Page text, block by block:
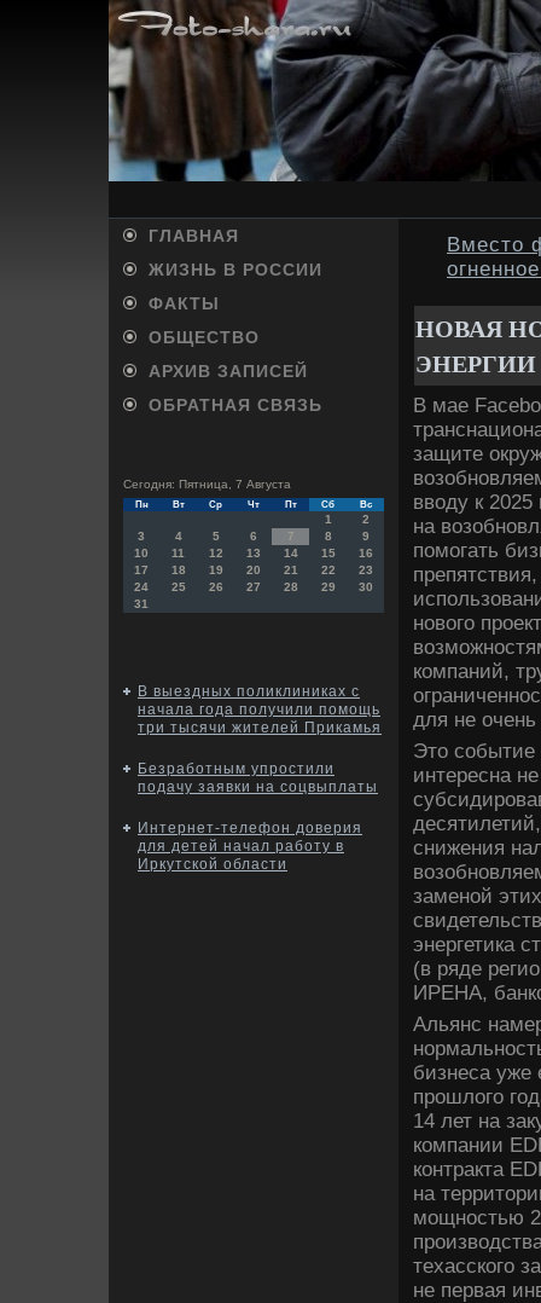
ГЛАВНАЯ
ЖИЗНЬ В РОССИИ
ФАКТЫ
ОБЩЕСТВО
АРХИВ ЗАПИСЕЙ
ОБРАТНАЯ СВЯЗЬ
Сегодня: Пятница, 7 Августа
Пн Вт Ср Чт Пт Сб Вс
1
2
3
4 5 6 7 8
9
10
11 12 13 14 15
16
17
18 19 20 21 22
23
24
25 26 27 28 29
30
31
В выездных поликлиниках с
начала года получили помощь
три тысячи жителей Прикамья
Безработным упростили
подачу заявки на соцвыплаты
Интернет-телефон доверия
для детей начал работу в
Иркутской области
Вместо
НОВАЯ
ЭНЕРГИИ
В мае
защите
вводу к
на
помогать
нового
компаний,
для не
Это событие
интересна
снижения
заменой
энергетика
(в ряде
ИРЕНА,
Альянс
бизнеса уже
прошлого
14 лет на
компании
контракта
на
мощностью
техасского
не первая